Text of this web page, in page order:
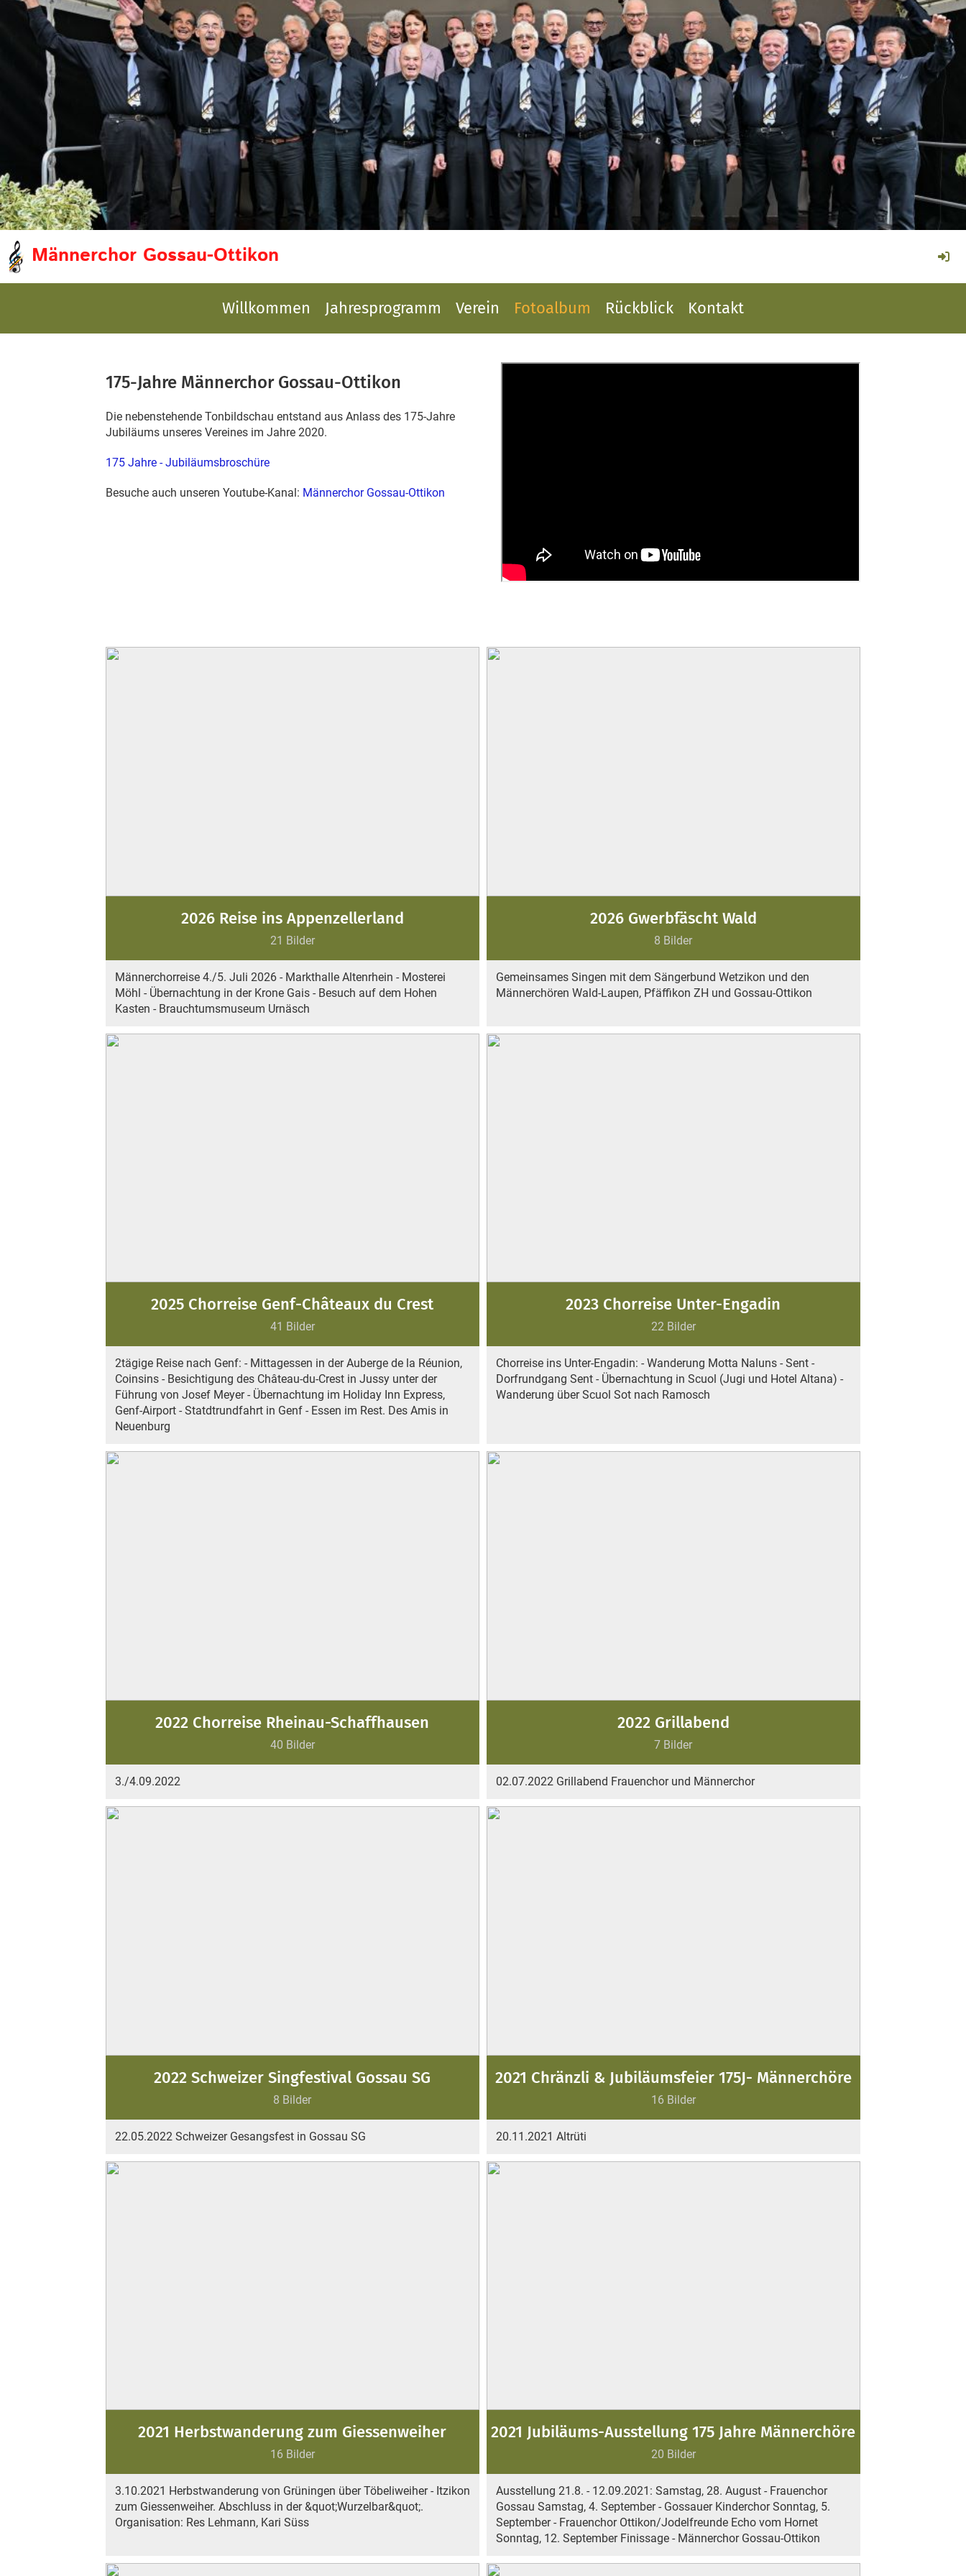
Männerchor Gossau-Ottikon
Willkommen Jahresprogramm Verein Fotoalbum Rückblick Kontakt
175-Jahre Männerchor Gossau-Ottikon
Die nebenstehende Tonbildschau entstand aus Anlass des 175-Jahre
Jubiläums unseres Vereines im Jahre 2020.
175 Jahre -Jubiläumsbroschüre
Besuche auch unseren Youtube-Kanal: Männerchor Gossau-Ottikon
2026 Reise ins Appenzellerland
21 Bilder
Männerchorreise 4./5. Juli 2026 - Markthalle Altenrhein - Mosterei
Möhl - Übernachtung in der Krone Gais - Besuch auf dem Hohen
Kasten - Brauchtumsmuseum Urnäsch
2026 Gwerbfäscht Wald
8 Bilder
Gemeinsames Singen mit dem Sängerbund Wetzikon und den
Männerchören Wald-Laupen, Pfäffikon ZH und Gossau-Ottikon
2025 Chorreise Genf-Châteaux du Crest
41 Bilder
2tägige Reise nach Genf: - Mittagessen in der Auberge de la Réunion,
Coinsins - Besichtigung des Château-du-Crest in Jussy unter der
Führung von Josef Meyer - Übernachtung im Holiday Inn Express,
Genf-Airport - Statdtrundfahrt in Genf - Essen im Rest. Des Amis in
Neuenburg
2023 Chorreise Unter-Engadin
22 Bilder
Chorreise ins Unter-Engadin: - Wanderung Motta Naluns - Sent -
Dorfrundgang Sent - Übernachtung in Scuol (Jugi und Hotel Altana) -
Wanderung über Scuol Sot nach Ramosch
2022 Chorreise Rheinau-Schaffhausen
40 Bilder
3./4.09.2022
2022 Grillabend
7 Bilder
02.07.2022 Grillabend Frauenchor und Männerchor
2022 Schweizer Singfestival Gossau SG
8 Bilder
22.05.2022 Schweizer Gesangsfest in Gossau SG
2021 Chränzli & Jubiläumsfeier 175J- Männerchöre
16 Bilder
20.11.2021 Altrüti
2021 Herbstwanderung zum Giessenweiher
16 Bilder
3.10.2021 Herbstwanderung von Grüningen über Töbeliweiher - Itzikon
zum Giessenweiher. Abschluss in der &quot;Wurzelbar&quot;.
Organisation: Res Lehmann, Kari Süss
2021 Jubiläums-Ausstellung 175 Jahre Männerchöre
20 Bilder
Ausstellung 21.8. - 12.09.2021: Samstag, 28. August - Frauenchor
Gossau Samstag, 4. September - Gossauer Kinderchor Sonntag, 5.
September - Frauenchor Ottikon/Jodelfreunde Echo vom Hornet
Sonntag, 12. September Finissage - Männerchor Gossau-Ottikon